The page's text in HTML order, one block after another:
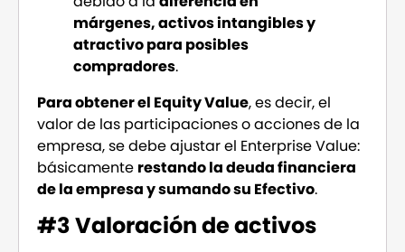
márgenes, activos intangibles y
atractivo para posibles
compradores.
Para obtener el Equity Value, es decir, el
valor de las participaciones o acciones de la
empresa, se debe ajustar el Enterprise Value:
básicamente restando la deuda financiera
de la empresa y sumando su Efectivo.
#3 Valoración de activos